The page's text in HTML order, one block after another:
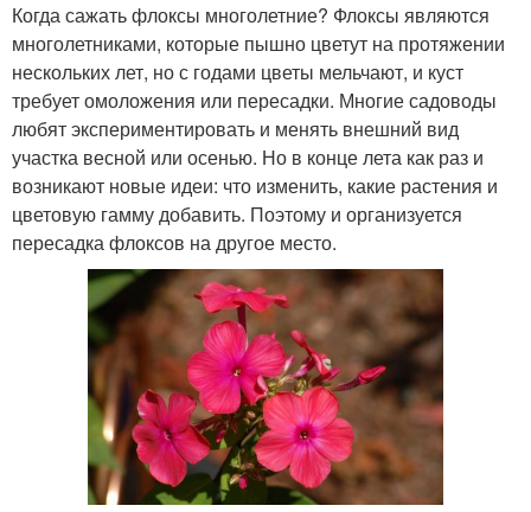
Когда сажать флоксы многолетние? Флоксы являются
многолетниками, которые пышно цветут на протяжении
нескольких лет, но с годами цветы мельчают, и куст
требует омоложения или пересадки. Многие садоводы
любят экспериментировать и менять внешний вид
участка весной или осенью. Но в конце лета как раз и
возникают новые идеи: что изменить, какие растения и
цветовую гамму добавить. Поэтому и организуется
пересадка флоксов на другое место.